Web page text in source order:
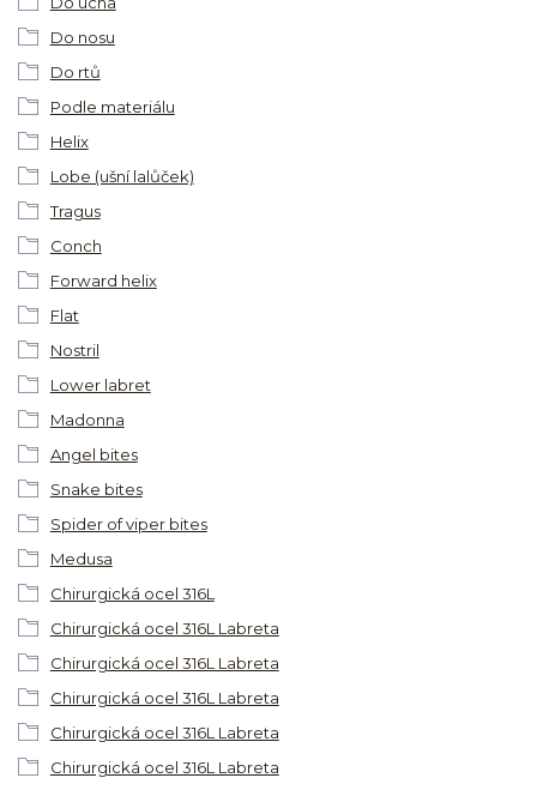
Do nosu
Do rtů
Podle materiálu
Helix
Lobe (ušní lalůček)
Tragus
Conch
Forward helix
Flat
Nostril
Lower labret
Madonna
Angel bites
Snake bites
Spider of viper bites
Medusa
Chirurgická ocel 316L
Chirurgická ocel 316L Labreta
Chirurgická ocel 316L Labreta
Chirurgická ocel 316L Labreta
Chirurgická ocel 316L Labreta
Chirurgická ocel 316L Labreta